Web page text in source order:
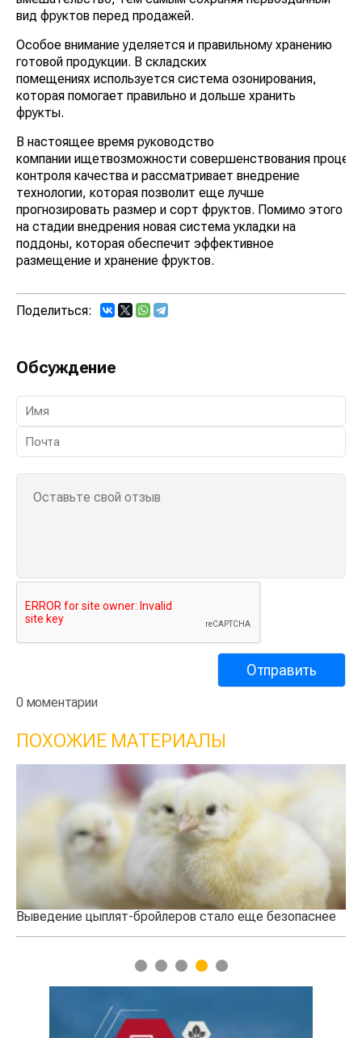
вид фруктов перед продажей.
Особое внимание уделяется и правильному хранению
готовой продукции. В складских
помещениях используется система озонирования,
которая помогает правильно и дольше хранить
фрукты.
В настоящее время руководство
компании ищетвозможности совершенствования
контроля качества и рассматривает внедрение
технологии, которая позволит еще лучше
прогнозировать размер и сорт фруктов. Помимо этого
на стадии внедрения новая система укладки на
поддоны, которая обеспечит эффективное
размещение и хранение фруктов.
Поделиться:
Обсуждение
0 моментарии
ПОХОЖИЕ МАТЕРИАЛЫ
цыплят-бройлеров стало еще безопаснее
1 2 3 4 5